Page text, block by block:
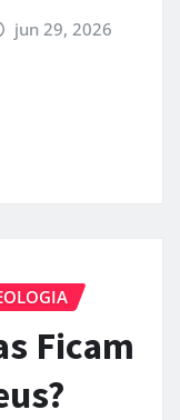
jun 29, 2026
Ficam